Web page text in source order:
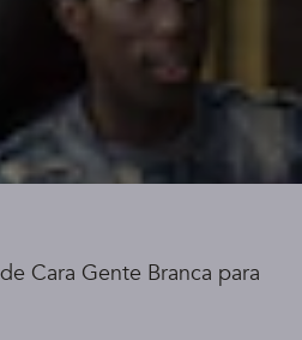
Cara Gente Branca para